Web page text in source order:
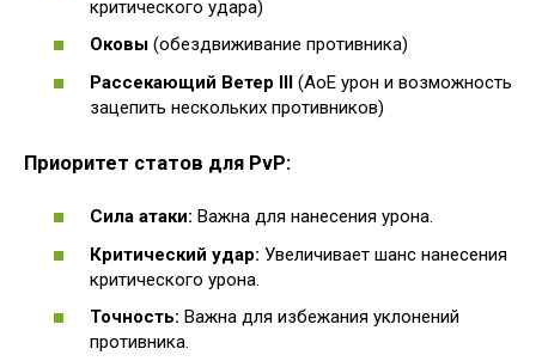
критического удара)
Оковы (обездвиживание противника)
Рассекающий Ветер III (AoE урон и возможность
зацепить нескольких противников)
Приоритет статов для PvP:
Сила атаки: Важна для нанесения урона.
Критический удар: Увеличивает шанс нанесения
критического урона.
Точность: Важна для избежания уклонений
противника.